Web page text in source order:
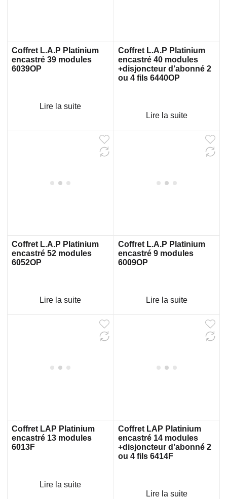
Coffret L.A.P Platinium
encastré 39 modules
6039OP
Lire la suite
Coffret L.A.P Platinium
encastré 40 modules
+disjoncteur d’abonné 2
ou 4 fils 6440OP
Lire la suite
Coffret L.A.P Platinium
encastré 52 modules
6052OP
Lire la suite
Coffret L.A.P Platinium
encastré 9 modules
6009OP
Lire la suite
Coffret LAP Platinium
encastré 13 modules
6013F
Lire la suite
Coffret LAP Platinium
encastré 14 modules
+disjoncteur d’abonné 2
ou 4 fils 6414F
Lire la suite